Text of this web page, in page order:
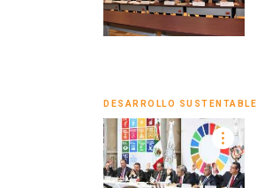
DESARROLLO SUSTENTABLE